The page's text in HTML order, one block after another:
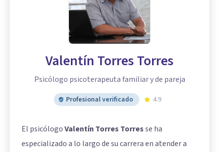
Valentín Torres Torres
Psicólogo psicoterapeuta familiar y de pareja
Profesional verificado 4.9
El psicólogoValentín Torres Torresse ha
especializado a lo largo de su carrera en atender a